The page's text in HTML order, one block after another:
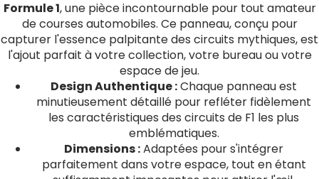
Formule 1, une pièce incontournable pour tout amateur
de courses automobiles. Ce panneau, conçu pour
capturer l'essence palpitante des circuits mythiques, est
l'ajout parfait à votre collection, votre bureau ou votre
espace de jeu.
Design Authentique :Chaque panneau est
minutieusement détaillé pour refléter fidèlement
les caractéristiques des circuits de F1 les plus
emblématiques.
Dimensions :Adaptées pour s'intégrer
parfaitement dans votre espace, tout en étant